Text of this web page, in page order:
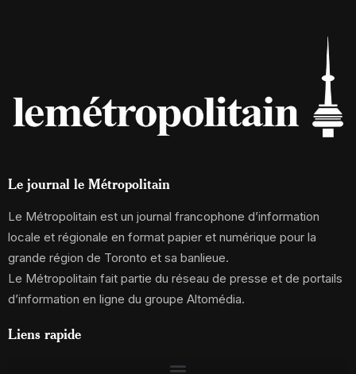
Le journal le Métropolitain
Le Métropolitain est un journal francophone d’information
locale et régionale en format papier et numérique pour la
grande région de Toronto et sa banlieue.
Le Métropolitain fait partie du réseau de presse et de portails
d’information en ligne du groupe Altomédia.
Liens rapide